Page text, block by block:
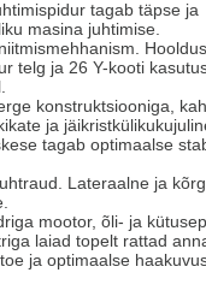
tagab täpse ja
masina juhtimise.
telg ja 26 Y-kooti
konstruktsiooniga,
ja
tagab optimaalse
Lateraalne ja
mootor, õli- ja
laiad topelt rattad
ja optimaalse